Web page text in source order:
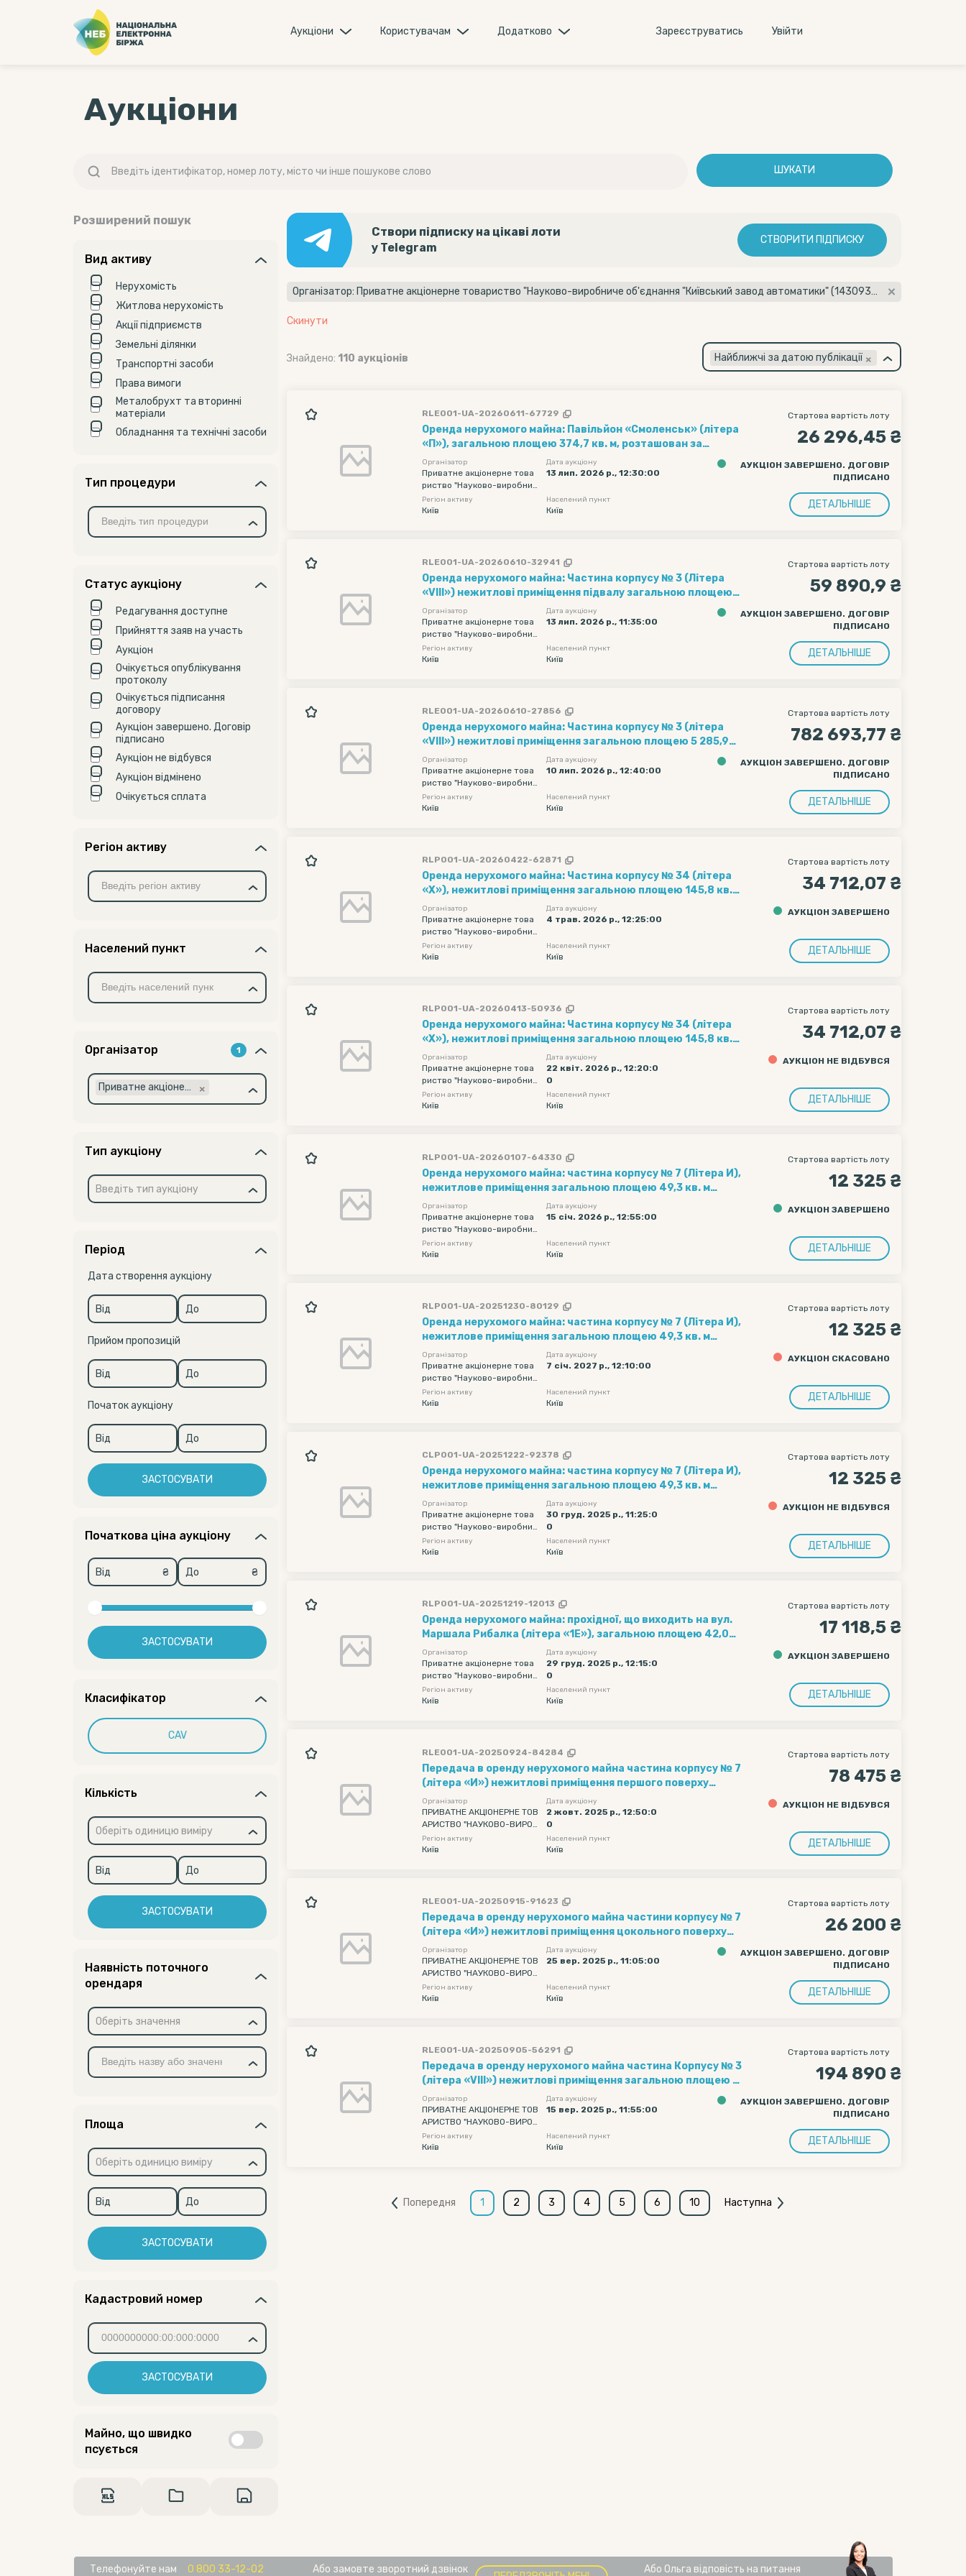
Аукцiони Користувачам Додатково Зареєструватись Увiйти
Аукціони
ШУКАТИ
Розширений пошук
Вид активу
Нерухомість
Житлова нерухомість
Акції підприємств
Земельні ділянки
Транспортні засоби
Права вимоги
Металобрухт та вторинні
матеріали
Обладнання та технічні засоби
Тип процедури
Статус аукціону
Редагування доступне
Прийняття заяв на участь
Аукціон
Очікується опублікування
протоколу
Очікується підписання
договору
Аукціон завершено. Договір
підписано
Аукціон не відбувся
Аукціон відмінено
Очікується сплата
Регіон активу
Населений пункт
Організатор 1
×
Приватне акціонерне товариство "Науково-виробниче об'єднання "Київський завод автоматики" (14309356)
Тип аукціону
Введіть тип аукціону
Період
Дата створення аукціону
Прийом пропозицій
Початок аукціону
ЗАСТОСУВАТИ
Початкова ціна аукціону
₴ ₴
ЗАСТОСУВАТИ
Класифікатор
CAV
Кількість
Оберіть одиницю виміру
ЗАСТОСУВАТИ
Наявність поточного
орендаря
Оберіть значення
Площа
Оберіть одиницю виміру
ЗАСТОСУВАТИ
Кадастровий номер
ЗАСТОСУВАТИ
Майно, що швидко
псується
Створи підписку на цікаві лоти
у Telegram
СТВОРИТИ ПІДПИСКУ
Організатор: Приватне акціонерне товариство "Науково-виробниче об'єднання "Київський завод автоматики" (14309356)
Скинути
Знайдено: 110 аукціонів ×
Найближчі за датою публікації
RLE001-UA-20260611-67729
Оренда нерухомого майна: Павільйон «Смоленськ» (літера
«П»), загальною площею 374,7 кв. м, розташован за
адресою: м. Київ, вул. Старокиївська, 10
Стартова вартість лоту
26 296,45 ₴
Організатор
Приватне акціонерне това
риство "Науково-виробнич
е об'єднання "Київський за
вод автоматики"
Дата аукціону
13 лип. 2026 р., 12:30:00
Регіон активу
Київ
Населений пункт
Київ
АУКЦІОН ЗАВЕРШЕНО. ДОГОВІР
ПІДПИСАНО
ДЕТАЛЬНІШЕ
RLE001-UA-20260610-32941
Оренда нерухомого майна: Частина корпусу № 3 (Літера
«VIII») нежитлові приміщення підвалу загальною площею
426,7 кв. м, що розміщене за адресою: м. Київ, вул.
Старокиївська, 10
Стартова вартість лоту
59 890,9 ₴
Організатор
Приватне акціонерне това
риство "Науково-виробнич
е об'єднання "Київський за
вод автоматики"
Дата аукціону
13 лип. 2026 р., 11:35:00
Регіон активу
Київ
Населений пункт
Київ
АУКЦІОН ЗАВЕРШЕНО. ДОГОВІР
ПІДПИСАНО
ДЕТАЛЬНІШЕ
RLE001-UA-20260610-27856
Оренда нерухомого майна: Частина корпусу № 3 (літера
«VIII») нежитлові приміщення загальною площею 5 285,9
кв. м, другого та третього поверхів; частина мостової
заводу (інв. № 000501), загальною площею 750,00 кв. м,
розташованих за адресою: м. Київ, вул. Старокиївська, 10
Стартова вартість лоту
782 693,77 ₴
Організатор
Приватне акціонерне това
риство "Науково-виробнич
е об'єднання "Київський за
вод автоматики"
Дата аукціону
10 лип. 2026 р., 12:40:00
Регіон активу
Київ
Населений пункт
Київ
АУКЦІОН ЗАВЕРШЕНО. ДОГОВІР
ПІДПИСАНО
ДЕТАЛЬНІШЕ
RLP001-UA-20260422-62871
Оренда нерухомого майна: Частина корпусу № 34 (літера
«Х»), нежитлові приміщення загальною площею 145,8 кв.
м, цокольного поверху, розташоване за адресою: м. Київ,
вул. Старокиївська, 10
Стартова вартість лоту
34 712,07 ₴
Організатор
Приватне акціонерне това
риство "Науково-виробнич
е об'єднання "Київський за
вод автоматики"
Дата аукціону
4 трав. 2026 р., 12:25:00
Регіон активу
Київ
Населений пункт
Київ
АУКЦІОН ЗАВЕРШЕНО
ДЕТАЛЬНІШЕ
RLP001-UA-20260413-50936
Оренда нерухомого майна: Частина корпусу № 34 (літера
«Х»), нежитлові приміщення загальною площею 145,8 кв.
м, цокольного поверху, розташований за адресою: м. Київ,
вул. Старокиївська, 10
Стартова вартість лоту
34 712,07 ₴
Організатор
Приватне акціонерне това
риство "Науково-виробнич
е об'єднання "Київський за
вод автоматики"
Дата аукціону
22 квіт. 2026 р., 12:20:0
0
Регіон активу
Київ
Населений пункт
Київ
АУКЦІОН НЕ ВІДБУВСЯ
ДЕТАЛЬНІШЕ
RLP001-UA-20260107-64330
Оренда нерухомого майна: частина корпусу № 7 (Літера И),
нежитлове приміщення загальною площею 49,3 кв. м
цокольного поверху, що розміщене за адресою: м. Київ,
вул. Старокиївська, буд. 10
Стартова вартість лоту
12 325 ₴
Організатор
Приватне акціонерне това
риство "Науково-виробнич
е об'єднання "Київський за
вод автоматики"
Дата аукціону
15 січ. 2026 р., 12:55:00
Регіон активу
Київ
Населений пункт
Київ
АУКЦІОН ЗАВЕРШЕНО
ДЕТАЛЬНІШЕ
RLP001-UA-20251230-80129
Оренда нерухомого майна: частина корпусу № 7 (Літера И),
нежитлове приміщення загальною площею 49,3 кв. м
цокольного поверху, що розміщене за адресою: м. Київ,
вул. Старокиївська, буд. 10
Стартова вартість лоту
12 325 ₴
Організатор
Приватне акціонерне това
риство "Науково-виробнич
е об'єднання "Київський за
вод автоматики"
Дата аукціону
7 січ. 2027 р., 12:10:00
Регіон активу
Київ
Населений пункт
Київ
АУКЦІОН СКАСОВАНО
ДЕТАЛЬНІШЕ
CLP001-UA-20251222-92378
Оренда нерухомого майна: частина корпусу № 7 (Літера И),
нежитлове приміщення загальною площею 49,3 кв. м
цокольного поверху, що розміщене за адресою: м. Київ,
вул. Старокиївська, буд. 10
Стартова вартість лоту
12 325 ₴
Організатор
Приватне акціонерне това
риство "Науково-виробнич
е об'єднання "Київський за
вод автоматики"
Дата аукціону
30 груд. 2025 р., 11:25:0
0
Регіон активу
Київ
Населений пункт
Київ
АУКЦІОН НЕ ВІДБУВСЯ
ДЕТАЛЬНІШЕ
RLP001-UA-20251219-12013
Оренда нерухомого майна: прохідної, що виходить на вул.
Маршала Рибалка (літера «1Е»), загальною площею 42,00
кв. м та частини мостової заводу (інв. № 000501), що
виходить на вул. Маршала Рибалка, загальною площею
131,83 кв. м
Стартова вартість лоту
17 118,5 ₴
Організатор
Приватне акціонерне това
риство "Науково-виробнич
е об'єднання "Київський за
вод автоматики"
Дата аукціону
29 груд. 2025 р., 12:15:0
0
Регіон активу
Київ
Населений пункт
Київ
АУКЦІОН ЗАВЕРШЕНО
ДЕТАЛЬНІШЕ
RLE001-UA-20250924-84284
Передача в оренду нерухомого майна частина корпусу № 7
(літера «И») нежитлові приміщення першого поверху
загальною площею 313,9 кв. м
Стартова вартість лоту
78 475 ₴
Організатор
ПРИВАТНЕ АКЦІОНЕРНЕ ТОВ
АРИСТВО "НАУКОВО-ВИРОБ
НИЧЕ ОБ'ЄДНАННЯ "КИЇВСЬ
КИЙ ЗАВОД АВТОМАТИКИ"
Дата аукціону
2 жовт. 2025 р., 12:50:0
0
Регіон активу
Київ
Населений пункт
Київ
АУКЦІОН НЕ ВІДБУВСЯ
ДЕТАЛЬНІШЕ
RLE001-UA-20250915-91623
Передача в оренду нерухомого майна частини корпусу № 7
(літера «И») нежитлові приміщення цокольного поверху
загальною площею 104,8 кв. м
Стартова вартість лоту
26 200 ₴
Організатор
ПРИВАТНЕ АКЦІОНЕРНЕ ТОВ
АРИСТВО "НАУКОВО-ВИРОБ
НИЧЕ ОБ'ЄДНАННЯ "КИЇВСЬ
КИЙ ЗАВОД АВТОМАТИКИ"
Дата аукціону
25 вер. 2025 р., 11:05:00
Регіон активу
Київ
Населений пункт
Київ
АУКЦІОН ЗАВЕРШЕНО. ДОГОВІР
ПІДПИСАНО
ДЕТАЛЬНІШЕ
RLE001-UA-20250905-56291
Передача в оренду нерухомого майна частина Корпусу № 3
(літера «VIII») нежитлові приміщення загальною площею 1
616,40 кв. м, 1-го поверху
Стартова вартість лоту
194 890 ₴
Організатор
ПРИВАТНЕ АКЦІОНЕРНЕ ТОВ
АРИСТВО "НАУКОВО-ВИРОБ
НИЧЕ ОБ'ЄДНАННЯ "КИЇВСЬ
КИЙ ЗАВОД АВТОМАТИКИ"
Дата аукціону
15 вер. 2025 р., 11:55:00
Регіон активу
Київ
Населений пункт
Київ
АУКЦІОН ЗАВЕРШЕНО. ДОГОВІР
ПІДПИСАНО
ДЕТАЛЬНІШЕ
Попередня 1 2 3 4 5 6 10 Наступна
Телефонуйте нам 0 800 33-12-02 Або замовте зворотний дзвінок Або Ольга відповість на питання